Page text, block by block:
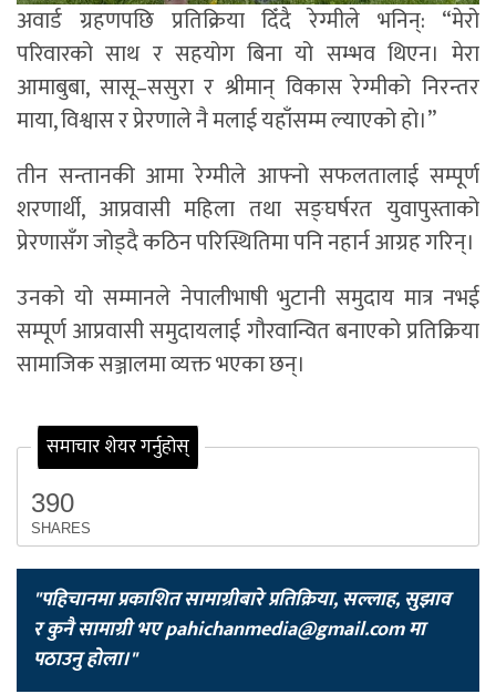
अवार्ड ग्रहणपछि प्रतिक्रिया दिँदै रेग्मीले भनिन्: “मेरो
परिवारको साथ र सहयोग बिना यो सम्भव थिएन। मेरा
आमाबुबा, सासू–ससुरा र श्रीमान् विकास रेग्मीको निरन्तर
माया, विश्वास र प्रेरणाले नै मलाई यहाँसम्म ल्याएको हो।”
तीन सन्तानकी आमा रेग्मीले आफ्नो सफलतालाई सम्पूर्ण
शरणार्थी, आप्रवासी महिला तथा सङ्घर्षरत युवापुस्ताको
प्रेरणासँग जोड्दै कठिन परिस्थितिमा पनि नहार्न आग्रह गरिन्।
उनको यो सम्मानले नेपालीभाषी भुटानी समुदाय मात्र नभई
सम्पूर्ण आप्रवासी समुदायलाई गौरवान्वित बनाएको प्रतिक्रिया
सामाजिक सञ्जालमा व्यक्त भएका छन्।
समाचार शेयर गर्नुहोस्
390
SHARES
"पहिचानमा प्रकाशित सामाग्रीबारे प्रतिक्रिया, सल्लाह, सुझाव
र कुनै सामाग्री भएpahichanmedia@gmail.comमा
पठाउनु होला।"